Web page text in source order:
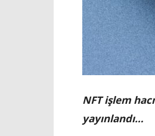
NFT işlem
yayınlandı…